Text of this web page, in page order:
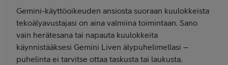
Gemini-käyttöoikeuden ansiosta suoraan kuulokkeista
tekoälyavustajasi on aina valmiina toimintaan. Sano
vain herätesana tai napauta kuulokkeita
käynnistääksesi Gemini Liven älypuhelimellasi –
puhelinta ei tarvitse ottaa taskusta tai laukusta.